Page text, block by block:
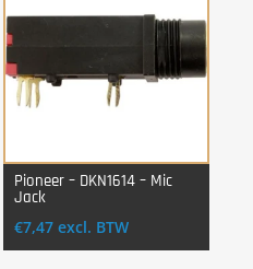
Login Voor Aankoop
Pioneer – DKN1614 – Mic
Jack
€7,47 excl. BTW